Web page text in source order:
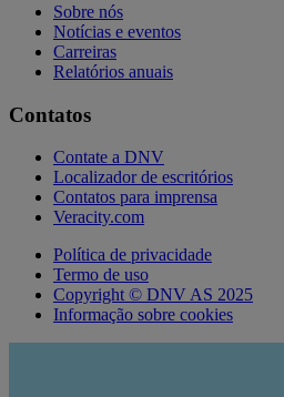
Sobre nós
Notícias e eventos
Carreiras
Relatórios anuais
Contatos
Contate a DNV
Localizador de escritórios
Contatos para imprensa
Veracity.com
Política de privacidade
Termo de uso
Copyright © DNV AS 2025
Informação sobre cookies